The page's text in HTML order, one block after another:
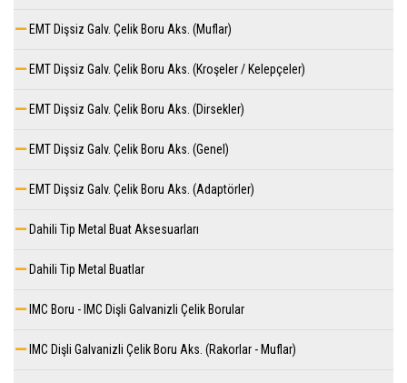
EMT Dişsiz Galv. Çelik Boru Aks. (Muflar)
EMT Dişsiz Galv. Çelik Boru Aks. (Kroşeler / Kelepçeler)
EMT Dişsiz Galv. Çelik Boru Aks. (Dirsekler)
EMT Dişsiz Galv. Çelik Boru Aks. (Genel)
EMT Dişsiz Galv. Çelik Boru Aks. (Adaptörler)
Dahili Tip Metal Buat Aksesuarları
Dahili Tip Metal Buatlar
IMC Boru - IMC Dişli Galvanizli Çelik Borular
IMC Dişli Galvanizli Çelik Boru Aks. (Rakorlar - Muflar)